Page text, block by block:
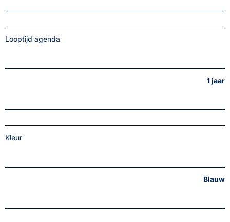
Looptijd agenda
1 jaar
Kleur
Blauw